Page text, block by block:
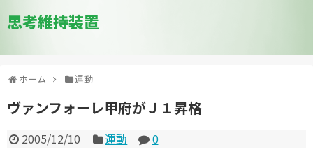
思考維持装置
ホーム 運動
ヴァンフォーレ甲府がＪ１昇格
2005/12/10 運動
0